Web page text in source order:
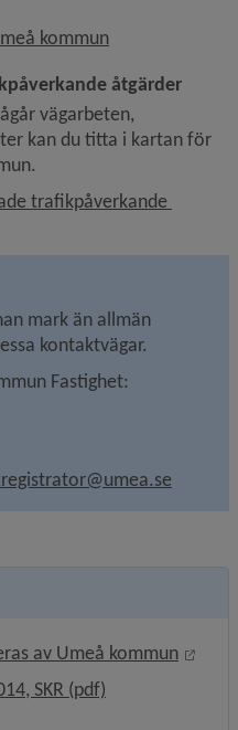
kommun
åtgärder
vägarbeten,
kan du titta i kartan för
trafikpåverkande
öppnas i nytt fönster.
mark än allmän
kontaktvägar.
av Umeå kommun
Länk
SKR (pdf)